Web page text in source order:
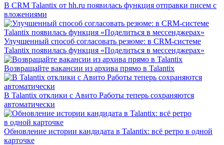
В CRM Talantix от hh.ru появилась функция отправки писем с
вложениями
Улучшенный способ согласовать резюме: в CRM-системе
Talantix появилась функция «Поделиться в мессенджерах»
Возвращайте вакансии из архива прямо в Talantix
В Talantix отклики с Авито Работы теперь сохраняются
автоматически
Обновление истории кандидата в Talantix: всё ретро в одной
карточке